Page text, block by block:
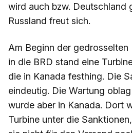
wird auch bzw. Deutschland
Russland freut sich.
Am Beginn der
in die BRD stand eine
die in Kanada festhing. Die
eindeutig. Die Wartung
wurde aber in Kanada. Dort
Turbine unter die